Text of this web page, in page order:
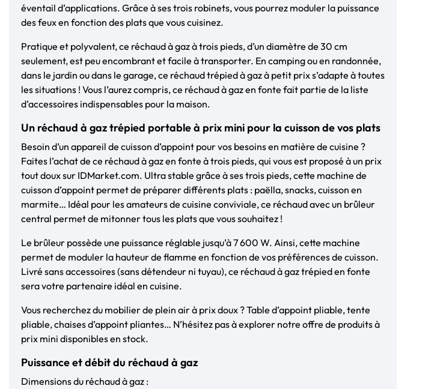
éventail d’applications. Grâce à ses trois robinets, vous pourrez moduler la puissance
des feux en fonction des plats que vous cuisinez.
Pratique et polyvalent, ce réchaud à gaz à trois pieds, d’un diamètre de 30 cm
seulement, est peu encombrant et facile à transporter. En camping ou en randonnée,
dans le jardin ou dans le garage, ce réchaud trépied à gaz à petit prix s’adapte à toutes
les situations ! Vous l’aurez compris, ce réchaud à gaz en fonte fait partie de la liste
d’accessoires indispensables pour la maison.
Un réchaud à gaz trépied portable à prix mini pour la cuisson de vos plats
Besoin d’un appareil de cuisson d’appoint pour vos besoins en matière de cuisine ?
Faites l’achat de ce réchaud à gaz en fonte à trois pieds, qui vous est proposé à un prix
tout doux sur IDMarket.com. Ultra stable grâce à ses trois pieds, cette machine de
cuisson d’appoint permet de préparer différents plats : paëlla, snacks, cuisson en
marmite… Idéal pour les amateurs de cuisine conviviale, ce réchaud avec un brûleur
central permet de mitonner tous les plats que vous souhaitez !
Le brûleur possède une puissance réglable jusqu’à 7 600 W. Ainsi, cette machine
permet de moduler la hauteur de flamme en fonction de vos préférences de cuisson.
Livré sans accessoires (sans détendeur ni tuyau), ce réchaud à gaz trépied en fonte
sera votre partenaire idéal en cuisine.
Vous recherchez du mobilier de plein air à prix doux ? Table d’appoint pliable, tente
pliable, chaises d’appoint pliantes… N’hésitez pas à explorer notre offre de produits à
prix mini disponibles en stock.
Puissance et débit du réchaud à gaz
Dimensions du réchaud à gaz :